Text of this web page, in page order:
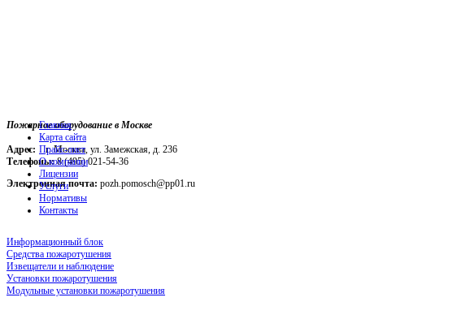
Пожарное оборудование в Москве
Адрес: г. Москва, ул. Замежская, д. 236
Телефоны:8 (495) 021-54-36
Электронная почта: pozh.pomosch@pp01.ru
Главная
Карта сайта
Прайс-лист
О компании
Лицензии
Услуги
Нормативы
Контакты
Информационный блок
Средства пожаротушения
Извещатели и наблюдение
Установки пожаротушения
Модульные установки пожаротушения